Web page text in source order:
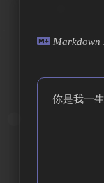
Markdown
你是我一